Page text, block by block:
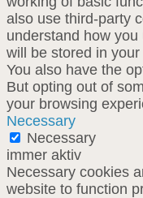
also use third-party
understand how
will be stored in
You also have the
But opting out of
your browsing
Necessary
Necessary
immer aktiv
Necessary cookies
website to function